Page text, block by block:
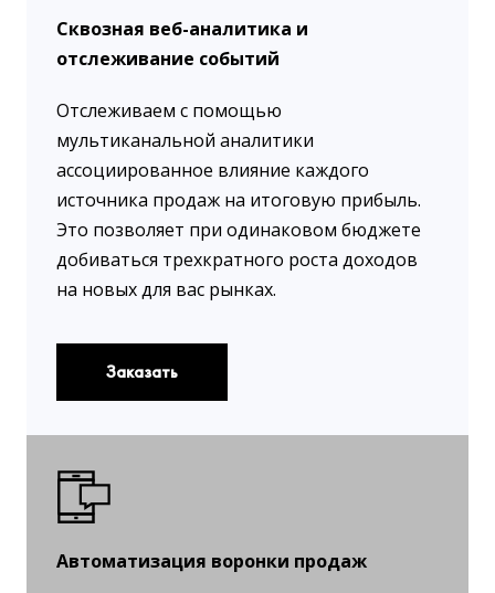
Сквозная веб-аналитика и
отслеживание событий
Отслеживаем с помощью
мультиканальной аналитики
ассоциированное влияние каждого
источника продаж на итоговую прибыль.
Это позволяет при одинаковом бюджете
добиваться трехкратного роста доходов
на новых для вас рынках.
Заказать
Автоматизация воронки продаж